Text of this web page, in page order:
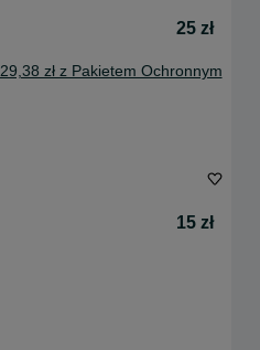
25 zł
29,38 zł z Pakietem Ochronnym
15 zł